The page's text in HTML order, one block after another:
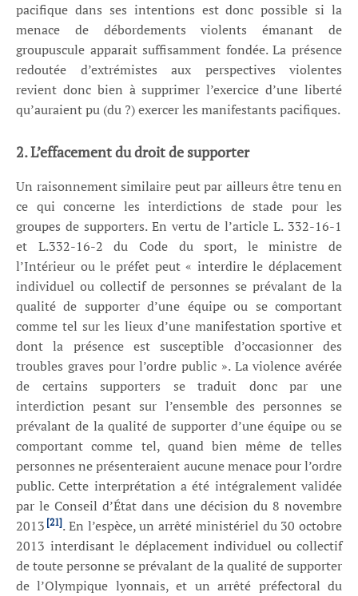
pacifique dans ses intentions est donc possible si la
menace de débordements violents émanant de
groupuscule apparait suffisamment fondée. La présence
redoutée d’extrémistes aux perspectives violentes
revient donc bien à supprimer l’exercice d’une liberté
qu’auraient pu (du ?) exercer les manifestants pacifiques.
2. L’effacement du droit de supporter
Un raisonnement similaire peut par ailleurs être tenu en
ce qui concerne les interdictions de stade pour les
groupes de supporters. En vertu de l’article L. 332-16-1
et L.332-16-2 du Code du sport, le ministre de
l’Intérieur ou le préfet peut « interdire le déplacement
individuel ou collectif de personnes se prévalant de la
qualité de supporter d’une équipe ou se comportant
comme tel sur les lieux d’une manifestation sportive et
dont la présence est susceptible d’occasionner des
troubles graves pour l’ordre public ». La violence avérée
de certains supporters se traduit donc par une
interdiction pesant sur l’ensemble des personnes se
prévalant de la qualité de supporter d’une équipe ou se
comportant comme tel, quand bien même de telles
personnes ne présenteraient aucune menace pour l’ordre
public. Cette interprétation a été intégralement validée
par le Conseil d’État dans une décision du 8 novembre
2013 [21]. En l’espèce, un arrêté ministériel du 30 octobre
2013 interdisant le déplacement individuel ou collectif
de toute personne se prévalant de la qualité de supporter
de l’Olympique lyonnais, et un arrêté préfectoral du